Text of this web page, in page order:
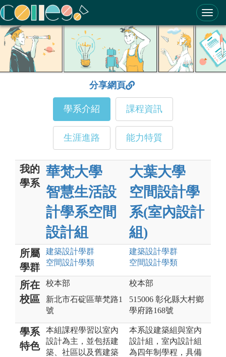
ColleGo! 大學選才與高中育才輔助系統
分享網頁
學系介紹 課程資訊
生涯進路 能力特質
我的
學系
華梵大學
智慧生活設
計學系空間
設計組
大葉大學
空間設計學
系(室內設計
組)
所屬
學群
建築設計學群
空間設計學類
建築設計學群
空間設計學類
所在
校區
校本部
新北市石碇區華梵路1
號
校本部
515006 彰化縣大村鄉
學府路168號
學系
特色
本組課程學習以室內
設計為主，並包括建
築、社區以及舊建築
本系設建築組與室內
設計組，室內設計組
為四年制學程，具備